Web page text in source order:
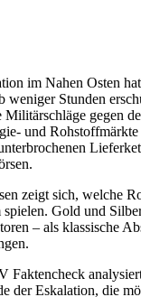
im Nahen Osten
weniger Stunden
gegen
und
zeigt sich, welche
spielen. Gold und
– als klassische
Faktencheck
der Eskalation, die